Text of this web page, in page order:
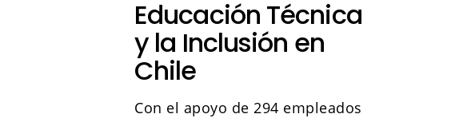
Educación Técnica
y la Inclusión en
Chile
Con el apoyo de 294 empleados